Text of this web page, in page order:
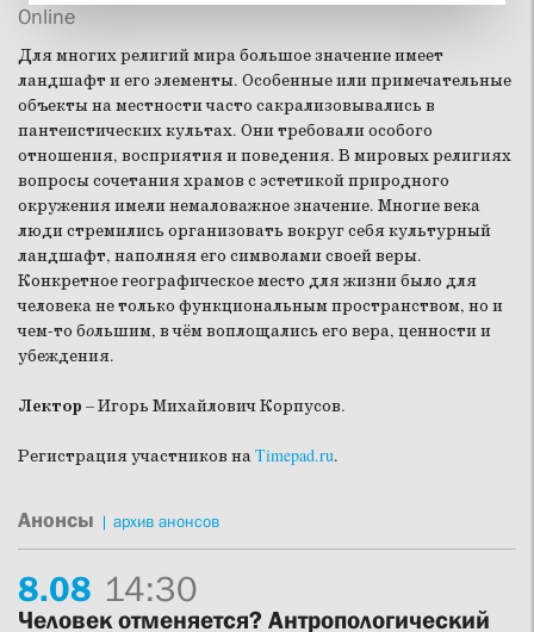
Online
Для многих религий мира большое значение имеет
ландшафт и его элементы. Особенные или примечательные
объекты на местности часто сакрализовывались в
пантеистических культах. Они требовали особого
отношения, восприятия и поведения. В мировых религиях
вопросы сочетания храмов с эстетикой природного
окружения имели немаловажное значение. Многие века
люди стремились организовать вокруг себя культурный
ландшафт, наполняя его символами своей веры.
Конкретное географическое место для жизни было для
человека не только функциональным пространством, но и
чем-то большим, в чём воплощались его вера, ценности и
убеждения.
Лектор – Игорь Михайлович Корпусов.
Регистрация участников наTimepad.ru.
Анонсы | архив анонсов
8.08 14:30
Человек отменяется? Антропологический